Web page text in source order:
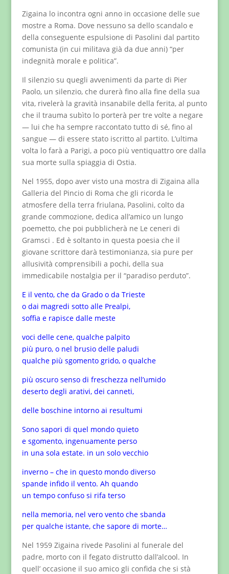
Zigaina lo incontra ogni anno in occasione delle sue
mostre a Roma. Dove nessuno sa dello scandalo e
della conseguente espulsione di Pasolini dal partito
comunista (in cui militava già da due anni) “per
indegnità morale e politica”.
Il silenzio su quegli avvenimenti da parte di Pier
Paolo, un silenzio, che durerà fino alla fine della sua
vita, rivelerà la gravità insanabile della ferita, al punto
che il trauma subìto lo porterà per tre volte a negare
— lui che ha sempre raccontato tutto di sé, fino al
sangue — di essere stato iscritto al partito. L’ultima
volta lo farà a Parigi, a poco più ventiquattro ore dalla
sua morte sulla spiaggia di Ostia.
Nel 1955, dopo aver visto una mostra di Zigaina alla
Galleria del Pincio di Roma che gli ricorda le
atmosfere della terra friulana, Pasolini, colto da
grande commozione, dedica all’amico un lungo
poemetto, che poi pubblicherà ne Le ceneri di
Gramsci . Ed è soltanto in questa poesia che il
giovane scrittore darà testimonianza, sia pure per
allusività comprensibili a pochi, della sua
immedicabile nostalgia per il “paradiso perduto”.
E il vento, che da Grado o da Trieste
o dai magredi sotto alle Prealpi,
soffia e rapisce dalle meste
voci delle cene, qualche palpito
più puro, o nel brusio delle paludi
qualche più sgomento grido, o qualche
più oscuro senso di freschezza nell’umido
deserto degli arativi, dei canneti,
delle boschine intorno ai resultumi
Sono sapori di quel mondo quieto
e sgomento, ingenuamente perso
in una sola estate. in un solo vecchio
inverno – che in questo mondo diverso
spande infido il vento. Ah quando
un tempo confuso si rifa terso
nella memoria, nel vero vento che sbanda
per qualche istante, che sapore di morte…
Nel 1959 Zigaina rivede Pasolini al funerale del
padre, morto con il fegato distrutto dall’alcool. In
quell’ occasione il suo amico gli confida che si stà